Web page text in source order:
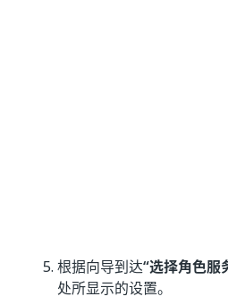
根据向导到达“选择角色服
处所显示的设置。